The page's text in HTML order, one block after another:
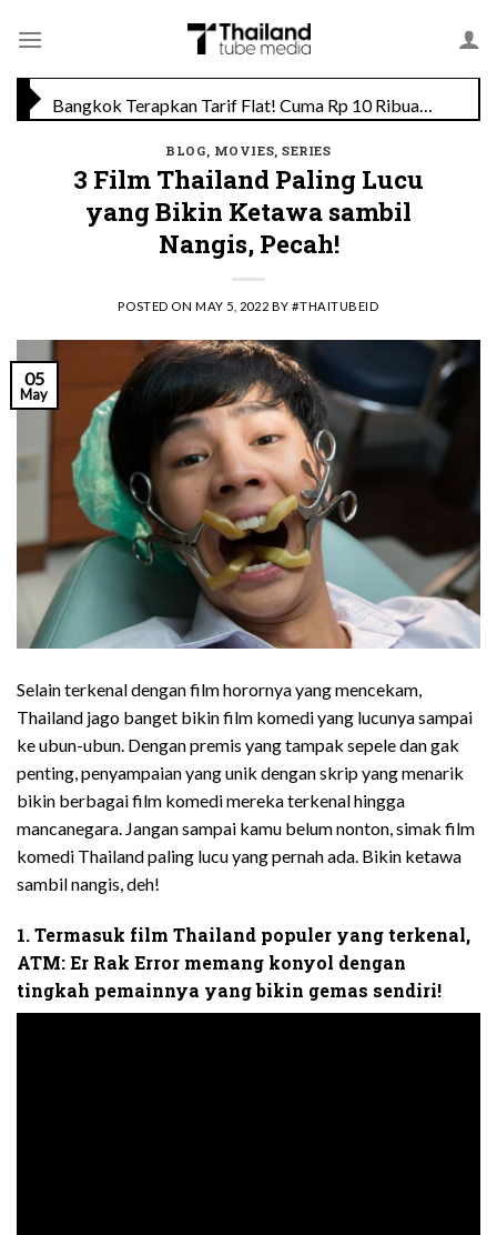
BLOG, MOVIES,SERIES
3 Film Thailand Paling Lucu
yang Bikin Ketawa sambil
Nangis, Pecah!
POSTED ON MAY 5, 2022 BY#THAITUBEID
05
May
Selain terkenal dengan film horornya yang mencekam,
Thailand jago banget bikin film komedi yang lucunya sampai
ke ubun-ubun. Dengan premis yang tampak sepele dan gak
penting, penyampaian yang unik dengan skrip yang menarik
bikin berbagai film komedi mereka terkenal hingga
mancanegara. Jangan sampai kamu belum nonton, simak film
komedi Thailand paling lucu yang pernah ada. Bikin ketawa
sambil nangis, deh!
1. Termasuk film Thailand populer yang terkenal,
ATM: Er Rak Error memang konyol dengan
tingkah pemainnya yang bikin gemas sendiri!